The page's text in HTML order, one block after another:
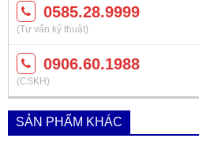
0585.28.9999
(Tư vấn kỹ thuật)
0906.60.1988
(CSKH)
SẢN PHẨM KHÁC